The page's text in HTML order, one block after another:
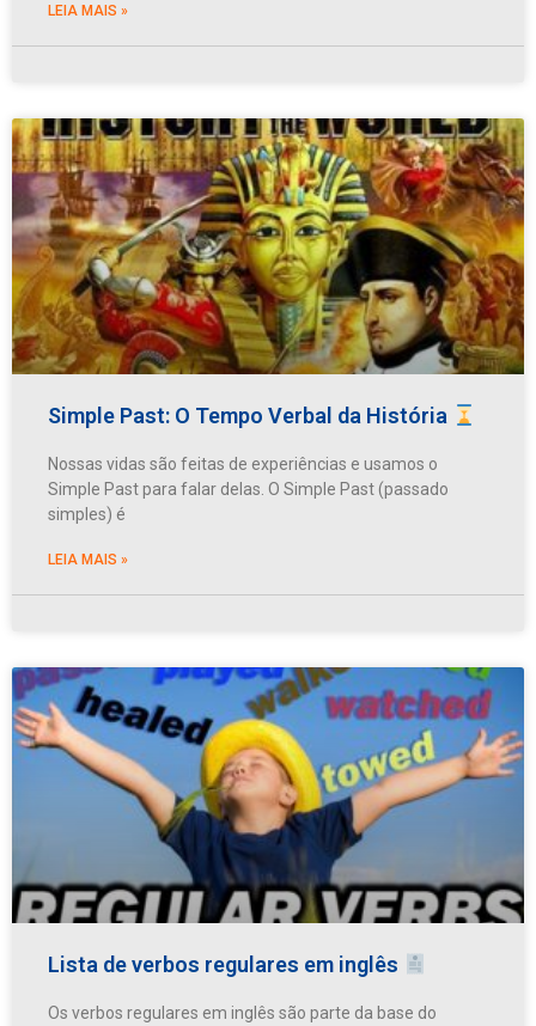
LEIA MAIS »
Simple Past: O Tempo Verbal da História
Nossas vidas são feitas de experiências e usamos o
Simple Past para falar delas. O Simple Past (passado
simples) é
LEIA MAIS »
Lista de verbos regulares em inglês
Os verbos regulares em inglês são parte da base do